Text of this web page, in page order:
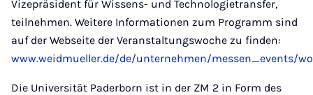
Vizepräsident für Wissens- und Technologietransfer,
teilnehmen. Weitere Informationen zum Programm sind
auf der Webseite der Veranstaltungswoche zu finden:
www.weidmueller.de/de/unternehmen/messen_events/
Die Universität Paderborn ist in der ZM 2 in Form des